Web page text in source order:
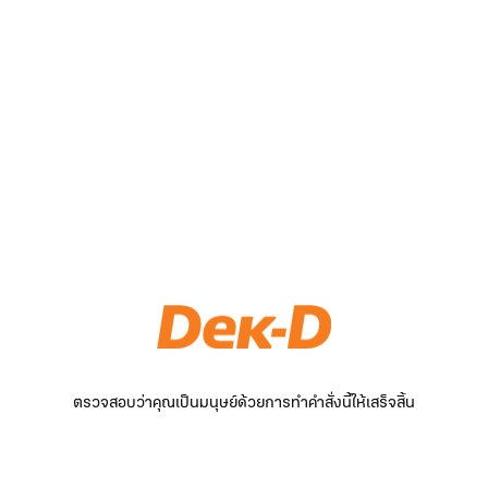
ตรวจสอบว่าคุณเป็นมนุษย์ด้วยการทำคำสั่งนี้ให้เสร็จสิ้น